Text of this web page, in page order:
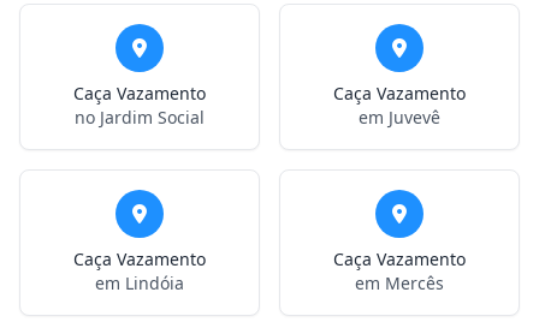
Caça Vazamento
no Jardim Social
Caça Vazamento
em Juvevê
Caça Vazamento
em Lindóia
Caça Vazamento
em Mercês